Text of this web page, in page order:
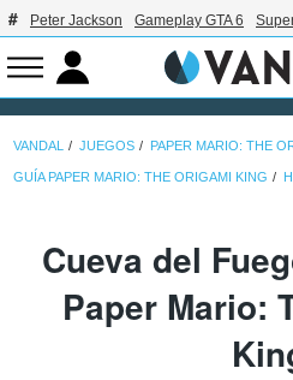
Peter Jackson Gameplay GTA 6
VANDAL JUEGOS PAPER MARIO: THE
GUÍA PAPER MARIO: THE ORIGAMI KING
Cueva del
Paper Mario: